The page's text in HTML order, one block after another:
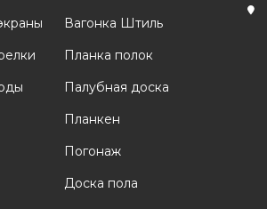
Вагонка Штиль
Планка полок
Палубная доска
Планкен
Погонаж
Доска пола